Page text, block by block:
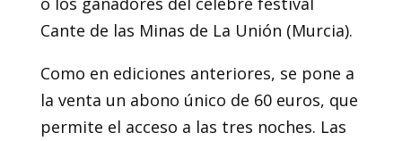
Cante de las Minas de La Unión (Murcia).
Como en ediciones anteriores, se pone a
la venta un abono único de 60 euros, que
permite el acceso a las tres noches. Las